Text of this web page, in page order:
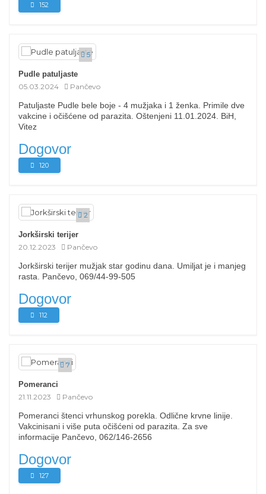
152
5
Pudle patuljaste
05.03.2024
Pančevo
Patuljaste Pudle bele boje - 4 mužjaka i 1 ženka. Primile dve
vakcine i očišćene od parazita. Oštenjeni 11.01.2024. BiH,
Vitez
Dogovor
120
2
Jorkširski terijer
20.12.2023
Pančevo
Jorkširski terijer mužjak star godinu dana. Umiljat je i manjeg
rasta. Pančevo, 069/44-99-505
Dogovor
112
7
Pomeranci
21.11.2023
Pančevo
Pomeranci štenci vrhunskog porekla. Odlične krvne linije.
Vakcinisani i više puta očišćeni od parazita. Za sve
informacije Pančevo, 062/146-2656
Dogovor
127